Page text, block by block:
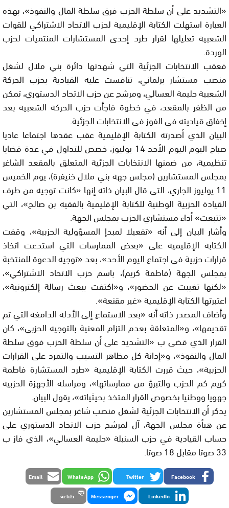
«التشديد على أن سلطة الحزب فرق سلطة المال والنفوذ»، بهذه
العبارة استهلت الكتابة الإقليمية لحزب الاتحاد الاشتراكي للقوات
الشعبية تعليلها لقرار طرد إحدى المستشارات المنتميات لحزب
الوردة.
فعقب الانتخابات الجزئية التي شهدتها دائرة بني ملال لشغل
منصب مستشار برلماني، تنافست عليه القيادية بحزب الحركة
الشعبية حليمة العسالي، ومرشح عن حزب الاتحاد الدستوري، تمكن
من الظفر بالمقعد، في خطوة فاجأت حزب الحركة الشعبية بعد
إخفاق قياديته في الفوز في الانتخابات الجزئية.
البيان الذي أصدرته الكتابة الإقليمية عقب عقدها اجتماعا عاديا
صباح اليوم اليوم الأحد 14 يوليوز، خصص‏ للتداول في عدة قضايا
تنظيمية، من ضمنها الانتخابات الجزئية المتعلق بالمقعد الشاغر
بمجلس المستشارين (مجلس جهة بني ملال خنيفرة)، يوم الخميس
11 يوليوز الجاري، التي قال البيان ذاته إنها «كانت توجيه من طرف
القيادة الحزبية الوطنية للكتابة الإقليمية بالفقيه بن صالح»، التي
«تتبعت» أداء مستشاري الحزب بمجلس الجهة.
وأشار البيان إلى أنه «تفعيلا لمبدإ المسؤولية الحزبية»، وقفت
الكتابة الإقليمية على «بعض الممارسات التي استدعت اتخاذ
قرارات حزبية في اجتماع اليوم الأحد»، بعد «توجيه الدعوة للمنتخبة
بمجلس الجهة (فاطمة كريم)، باسم حزب الاتحاد الاشتراكي»،
«لكنها تغيبت عن الحضور»، و«اكتفت ببعث رسالة إلكترونية»،
اعتبرتها الكتابة الإقليمية «غير مقنعة».
وأضاف المصدر ذاته أنه «بعد الاستماع إلى الأدلة الدامغة التي تم
تقديمها»، و«المتعلقة بعدم التزام المعنية بالتوجيه الحزبي»، كان
القرار الذي قضى ب «التشديد على أن سلطة الحزب فوق سلطة
المال والنفوذ»، و«إدانة كل مظاهر التسيب والتمرد على القرارات
الحزبية»، حيث قررت الكتابة الإقليمية «طرد المستشارة فاطمة
كريم كم الحزب والتبرؤ من ممارساتها»، ومراسلة الأجهزة الحزبية
جهويا ووطنيا بخصوص القرار المتخذ بحيثياته»، يقول البيان.
يدكر أن الانتخابات الجزئية لشغل منصب شاغر بمجلس المستشارين
عن هيأة مجلس الجهة، آل لمرشح حزب الاتحاد الدستوري على
حساب القيادية في حزب السنبلة «حليمة العسالي»، الذي فاز ب
33 صوتا مقابل 18 صوتا.
Facebook
Twitter
WhatsApp
Email
LinkedIn
Messenger طباعة